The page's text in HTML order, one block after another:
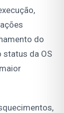
do
status da OS